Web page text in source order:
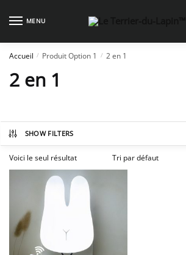
MENU
Accueil / Produit Option 1 / 2 en 1
2 en 1
SHOW FILTERS
Voici le seul résultat